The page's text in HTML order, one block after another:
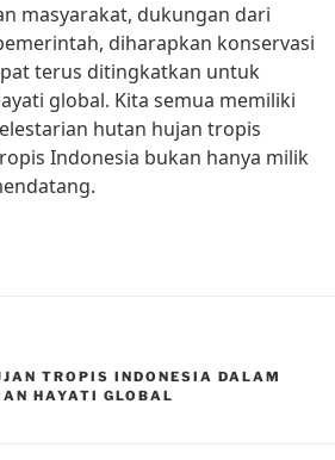
masyarakat, dukungan dari
diharapkan konservasi
terus ditingkatkan untuk
global. Kita semua memiliki
hutan hujan tropis
Indonesia bukan hanya milik
TROPIS INDONESIA DALAM
HAYATI GLOBAL